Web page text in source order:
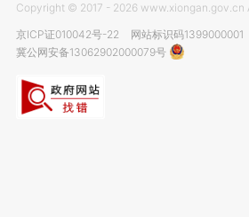
Copyright © 2017 - 2026 www.xiongan.gov.cn
京ICP证010042号-22
网站标识码1399000001
冀公网安备13062902000079号